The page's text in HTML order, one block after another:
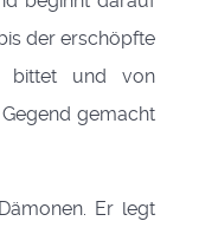
der erschöpfte
bittet und von
gemacht
Er legt